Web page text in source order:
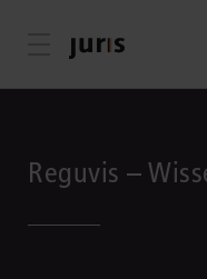
Menü öffnen
Reguvis –